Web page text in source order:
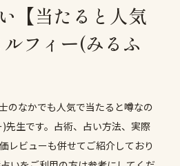
【当たると人気
フィー(みるふ
のなかでも人気で当たると噂なの
先生です。占術、占い方法、実際
レビューも併せてご紹介しており